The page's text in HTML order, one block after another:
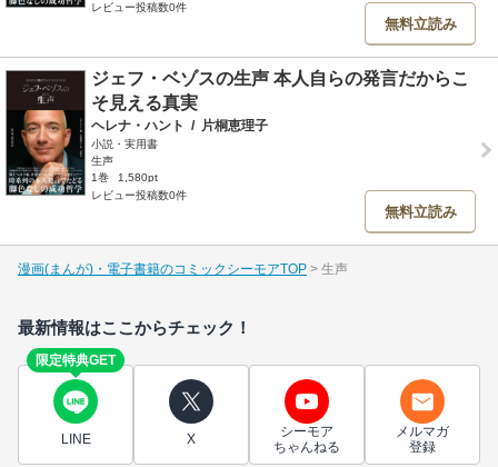
レビュー投稿数0件
無料立読み
ジェフ・ベゾスの生声 本人自らの発言だからこ
そ見える真実
ヘレナ・ハント / 片桐恵理子
小説・実用書
生声
1巻
1,580pt
レビュー投稿数0件
無料立読み
漫画(まんが)・電子書籍のコミックシーモアTOP 生声
最新情報はここからチェック！
限定特典GET
LINE X
シーモア
ちゃんねる
メルマガ
登録